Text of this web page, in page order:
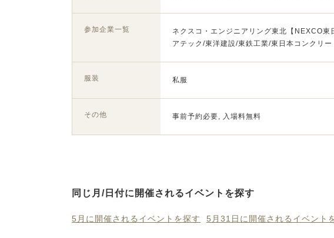
参加企業一覧
ネクスコ・エンジニアリング東北【NEXCO
アテック/東洋建設/東鉄工業/東日本コンクリ
服装 私服
その他 事前予約必要, 入場料無料
同じ月/日付に開催されるイベントを探す
5月に開催されるイベントを探す 5月31日に開催されるイベント